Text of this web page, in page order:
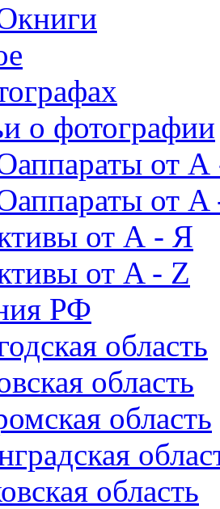
о фотографии
от А
от A
от А - Я
от A - Z
РФ
область
область
область
область